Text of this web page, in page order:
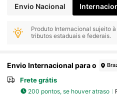
Envio Nacional
Produto Internacional sujeito
tributos estaduais e federais.
Envio Internacional para o
Frete grátis
200 pontos, se houver atraso